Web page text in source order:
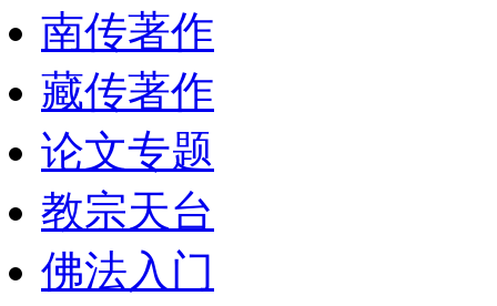
南传著作
藏传著作
论文专题
教宗天台
佛法入门